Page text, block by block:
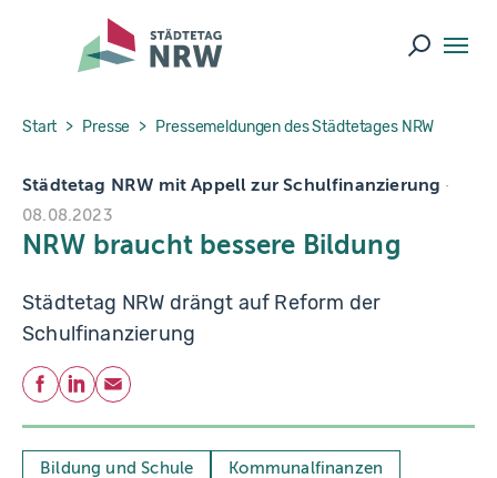
Skip to main navigation
Skip to main content
Skip to page footer
Suche
You are here:
Start Presse Pressemeldungen des Städtetages NRW
Städtetag NRW mit Appell zur Schulfinanzierung
08.08.2023
NRW braucht bessere Bildung
Städtetag NRW drängt auf Reform der
Schulfinanzierung
Teilen
Facebook
LinkedIn
E-Mail
Bildung und Schule Kommunalfinanzen